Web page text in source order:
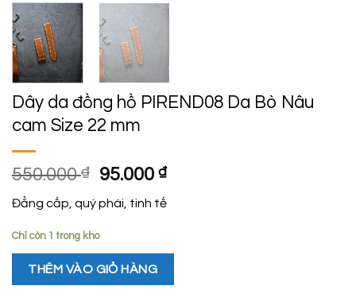
Dây da đồng hồ PIREND08 Da Bò Nâu
cam Size 22 mm
550.000₫
Giá
là:
550.000 ₫.
95.000₫Giá
tại
95.000 ₫.
Đẳng cấp, quý phái, tinh tế
Chỉ còn 1 trong kho
THÊM VÀO GIỎ HÀNG